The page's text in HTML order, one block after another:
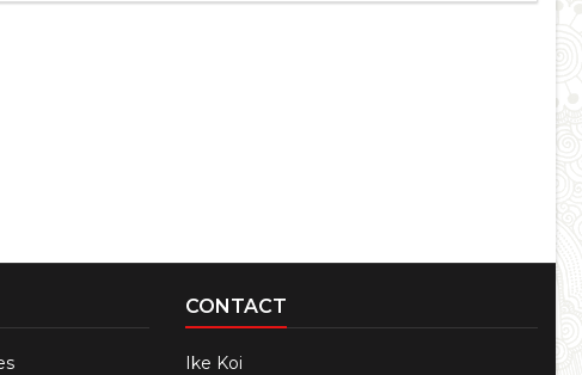
CONTACT
Ike Koi